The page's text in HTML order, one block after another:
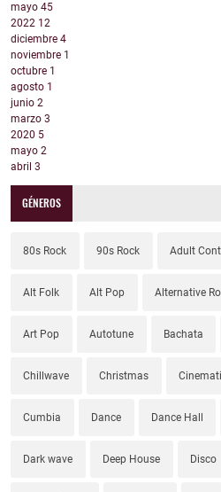
mayo 45
2022 12
diciembre 4
noviembre 1
octubre 1
agosto 1
junio 2
marzo 3
2020 5
mayo 2
abril 3
GÉNEROS
80s Rock 90s Rock Adult
Alt Folk Alt Pop Alternative
Art Pop Autotune Bachata
Chillwave Christmas
Cumbia Dance Dance Hall
Dark wave Deep House Disco